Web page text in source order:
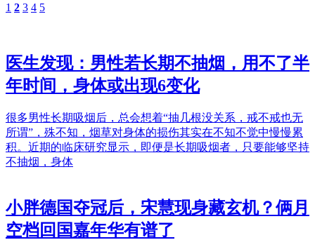
1 2 3 4 5
医生发现：男性若长期不抽烟，用不了半
年时间，身体或出现6变化
很多男性长期吸烟后，总会想着“抽几根没关系，戒不戒也无
所谓”，殊不知，烟草对身体的损伤其实在不知不觉中慢慢累
积。近期的临床研究显示，即便是长期吸烟者，只要能够坚持
不抽烟，身体
小胖德国夺冠后，宋慧现身藏玄机？俩月
空档回国嘉年华有谱了